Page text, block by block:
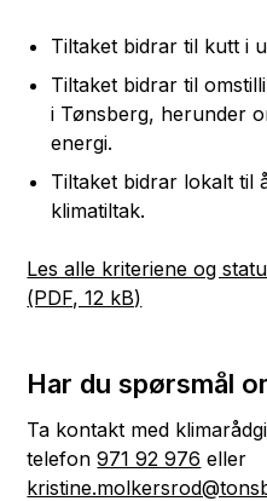
Tiltaket bidrar til kutt i
Tiltaket bidrar til
i Tønsberg, herunder
energi.
Tiltaket bidrar lokalt til
klimatiltak.
Les alle kriteriene og
(PDF, 12 kB)
Har du spørsmål
Ta kontakt med
telefon971 92 976 eller